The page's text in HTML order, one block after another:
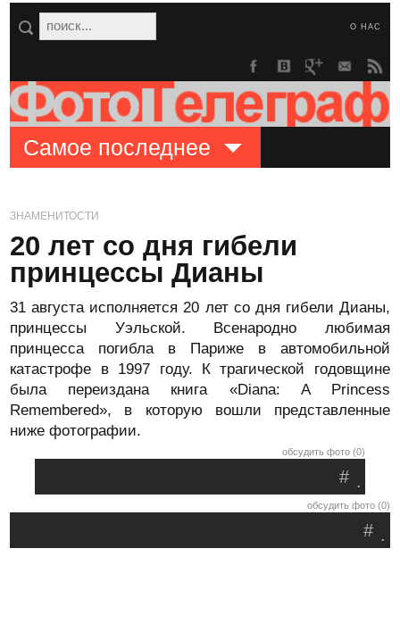
О НАС
Самое последнее
ЗНАМЕНИТОСТИ
20 лет со дня гибели
принцессы Дианы
31 августа исполняется 20 лет со дня гибели Дианы,
принцессы Уэльской. Всенародно любимая
принцесса погибла в Париже в автомобильной
катастрофе в 1997 году. К трагической годовщине
была переиздана книга «Diana: A Princess
Remembered», в которую вошли представленные
ниже фотографии.
обсудить фото (0)
.
#
обсудить фото (0)
.
#